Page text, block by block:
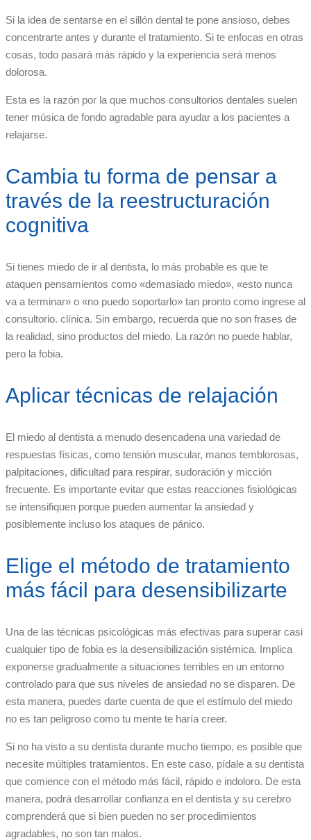
Si la idea de sentarse en el sillón dental te pone ansioso, debes
concentrarte antes y durante el tratamiento. Si te enfocas en otras
cosas, todo pasará más rápido y la experiencia será menos
dolorosa.
Esta es la razón por la que muchos consultorios dentales suelen
tener música de fondo agradable para ayudar a los pacientes a
relajarse.
Cambia tu forma de pensar a
través de la reestructuración
cognitiva
Si tienes miedo de ir al dentista, lo más probable es que te
ataquen pensamientos como «demasiado miedo», «esto nunca
va a terminar» o «no puedo soportarlo» tan pronto como ingrese al
consultorio. clínica. Sin embargo, recuerda que no son frases de
la realidad, sino productos del miedo. La razón no puede hablar,
pero la fobia.
Aplicar técnicas de relajación
El miedo al dentista a menudo desencadena una variedad de
respuestas físicas, como tensión muscular, manos temblorosas,
palpitaciones, dificultad para respirar, sudoración y micción
frecuente. Es importante evitar que estas reacciones fisiológicas
se intensifiquen porque pueden aumentar la ansiedad y
posiblemente incluso los ataques de pánico.
Elige el método de tratamiento
más fácil para desensibilizarte
Una de las técnicas psicológicas más efectivas para superar casi
cualquier tipo de fobia es la desensibilización sistémica. Implica
exponerse gradualmente a situaciones terribles en un entorno
controlado para que sus niveles de ansiedad no se disparen. De
esta manera, puedes darte cuenta de que el estímulo del miedo
no es tan peligroso como tu mente te haría creer.
Si no ha visto a su dentista durante mucho tiempo, es posible que
necesite múltiples tratamientos. En este caso, pídale a su dentista
que comience con el método más fácil, rápido e indoloro. De esta
manera, podrá desarrollar confianza en el dentista y su cerebro
comprenderá que si bien pueden no ser procedimientos
agradables, no son tan malos.